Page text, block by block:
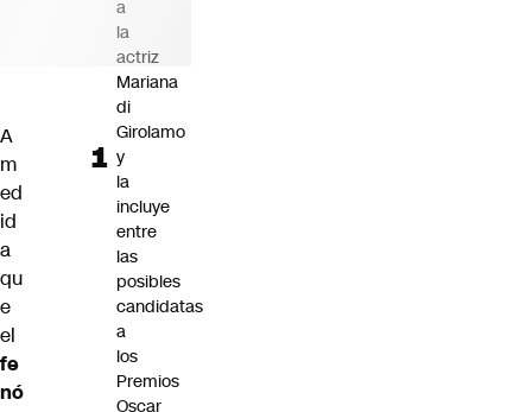
A
m
ed
id
a
qu
e
el
fe
nó
a
la
actriz
Mariana
di
Girolamo
y
la
incluye
entre
las
posibles
candidatas
a
los
Premios
Oscar